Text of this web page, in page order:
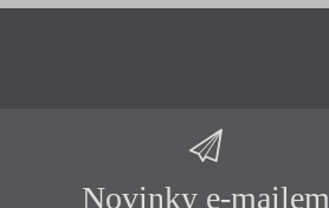
Novinky e-mailem